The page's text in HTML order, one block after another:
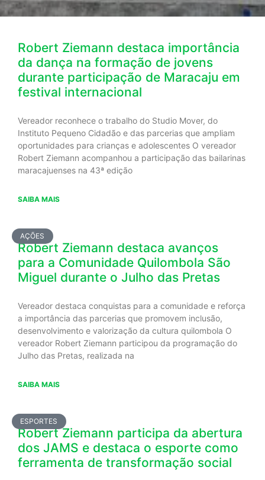
Robert Ziemann destaca importância
da dança na formação de jovens
durante participação de Maracaju em
festival internacional
Vereador reconhece o trabalho do Studio Mover, do
Instituto Pequeno Cidadão e das parcerias que ampliam
oportunidades para crianças e adolescentes O vereador
Robert Ziemann acompanhou a participação das bailarinas
maracajuenses na 43ª edição
SAIBA MAIS
AÇÕES
Robert Ziemann destaca avanços
para a Comunidade Quilombola São
Miguel durante o Julho das Pretas
Vereador destaca conquistas para a comunidade e reforça
a importância das parcerias que promovem inclusão,
desenvolvimento e valorização da cultura quilombola O
vereador Robert Ziemann participou da programação do
Julho das Pretas, realizada na
SAIBA MAIS
ESPORTES
Robert Ziemann participa da abertura
dos JAMS e destaca o esporte como
ferramenta de transformação social